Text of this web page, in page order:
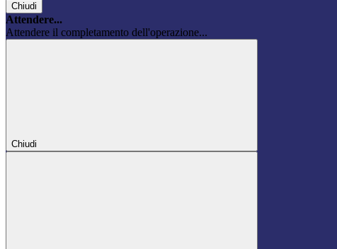
Chiudi
Attendere...
Attendere il completamento dell'operazione...
Chiudi